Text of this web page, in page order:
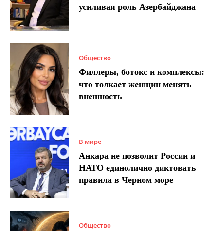
усиливая роль Азербайджана
Общество
Филлеры, ботокс и комплексы:
что толкает женщин менять
внешность
В мире
Анкара не позволит России и
НАТО единолично диктовать
правила в Черном море
Общество